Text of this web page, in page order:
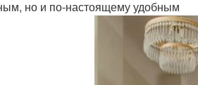
но и по-настоящему удобным